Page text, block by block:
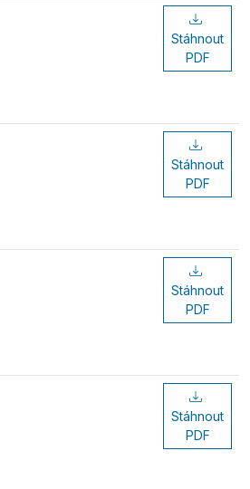
Stáhnout
PDF
Stáhnout
PDF
Stáhnout
PDF
Stáhnout
PDF